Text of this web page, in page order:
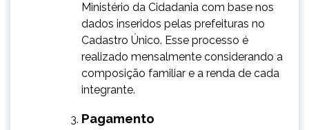
Ministério da Cidadania com base nos
dados inseridos pelas prefeituras no
Cadastro Único. Esse processo é
realizado mensalmente considerando a
composição familiar e a renda de cada
integrante.
Pagamento